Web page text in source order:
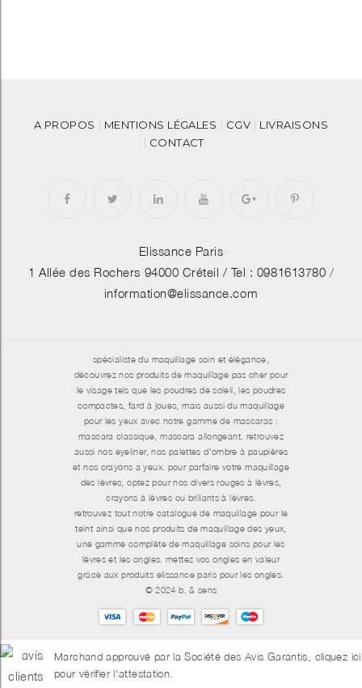
A PROPOS MENTIONS LÉGALES CGV
LIVRAISONS
CONTACT
Elissance Paris
1 Allée des Rochers 94000 Créteil / Tel : 0981613780 /
information@elissance.com
spécialiste du maquillage soin et élégance,
découvrez nos produits de maquillage pas cher pour
le visage tels que les poudres de soleil, les poudres
compactes, fard à joues, mais aussi du maquillage
pour les yeux avec notre gamme de mascaras :
mascara classique, mascara allongeant. retrouvez
aussi nos eyeliner, nos palettes d'ombre à paupières
et nos crayons a yeux. pour parfaire votre maquillage
des lèvres, optez pour nos divers rouges à lèvres,
crayons à lèvres ou brillants à lèvres.
retrouvez tout notre catalogue de maquillage pour le
teint ainsi que nos produits de maquillage des yeux,
une gamme complète de maquillage soins pour les
lèvres et les ongles. mettez vos ongles en valeur
grâce aux produits elissance paris pour les ongles.
© 2024 b. & sens
Marchand approuvé par la Société des Avis Garantis, cliquez ici
pour vérifier l'attestation